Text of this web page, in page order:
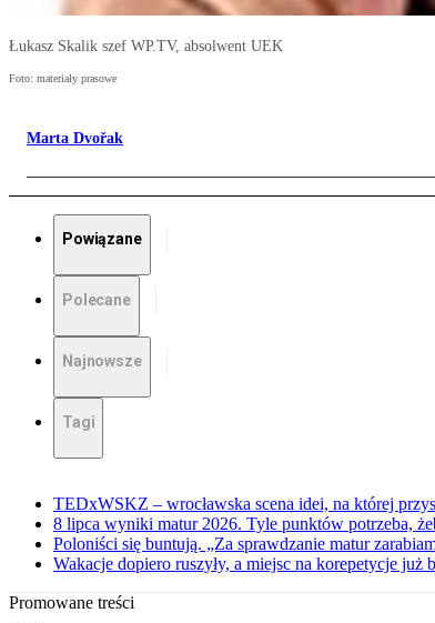
Łukasz Skalik szef WP.TV, absolwent UEK
Foto: materiały prasowe
Marta Dvořak
Powiązane
Polecane
Najnowsze
Tagi
TEDxWSKZ – wrocławska scena idei, na której
8 lipca wyniki matur 2026. Tyle punktów potrzeba,
Poloniści się buntują. „Za sprawdzanie matur
Wakacje dopiero ruszyły, a miejsc na korepetycje już
Promowane treści